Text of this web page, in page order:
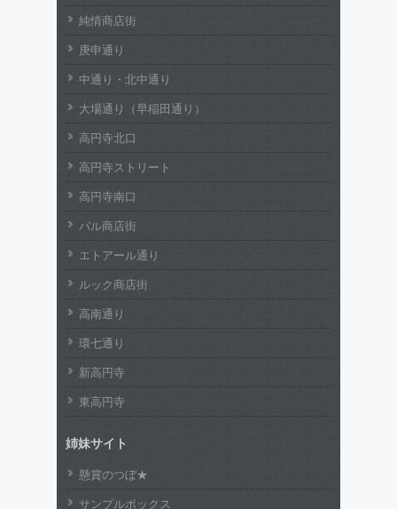
純情商店街
庚申通り
中通り・北中通り
大場通り（早稲田通り）
高円寺北口
高円寺ストリート
高円寺南口
パル商店街
エトアール通り
ルック商店街
高南通り
環七通り
新高円寺
東高円寺
姉妹サイト
懸賞のつぼ★
サンプルボックス